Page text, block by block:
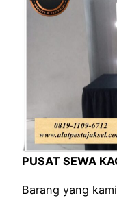
PUSAT SEWA
Barang yang